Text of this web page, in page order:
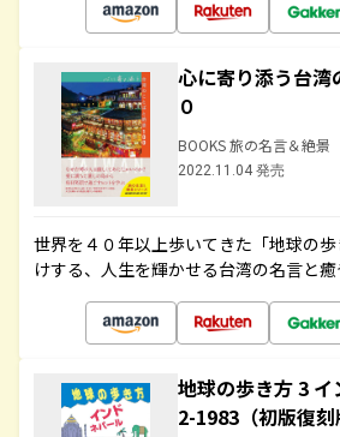
心に寄り添う台湾
０
BOOKS 旅の名言＆絶景
2022.11.04 発売
世界を４０年以上歩いてきた「地球の
けする、人生を輝かせる台湾の名言と
地球の歩き方 3
2-1983（初版復刻